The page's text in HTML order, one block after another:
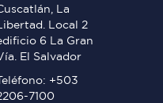
La
Local 2
6 La Gran
El Salvador
+503
7100